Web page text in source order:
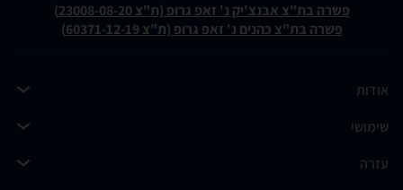
פשרה בת"צ אבנצ'יק נ' זאפ גרופ (ת"צ 23008-08-20)
פשרה בת"צ כהנים נ' זאפ גרופ (ת"צ 60371-12-19)
אודות
שימושי
עזרה